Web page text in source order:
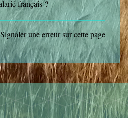
français ?
Signaler une erreur sur cette page